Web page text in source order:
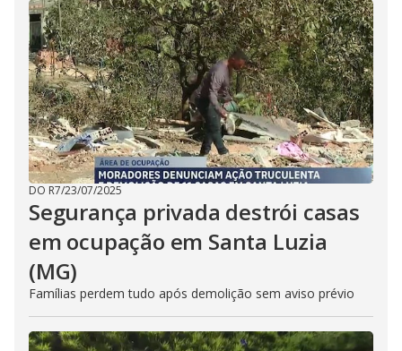
DO R7/23/07/2025
Segurança privada destrói casas
em ocupação em Santa Luzia
(MG)
Famílias perdem tudo após demolição sem aviso prévio